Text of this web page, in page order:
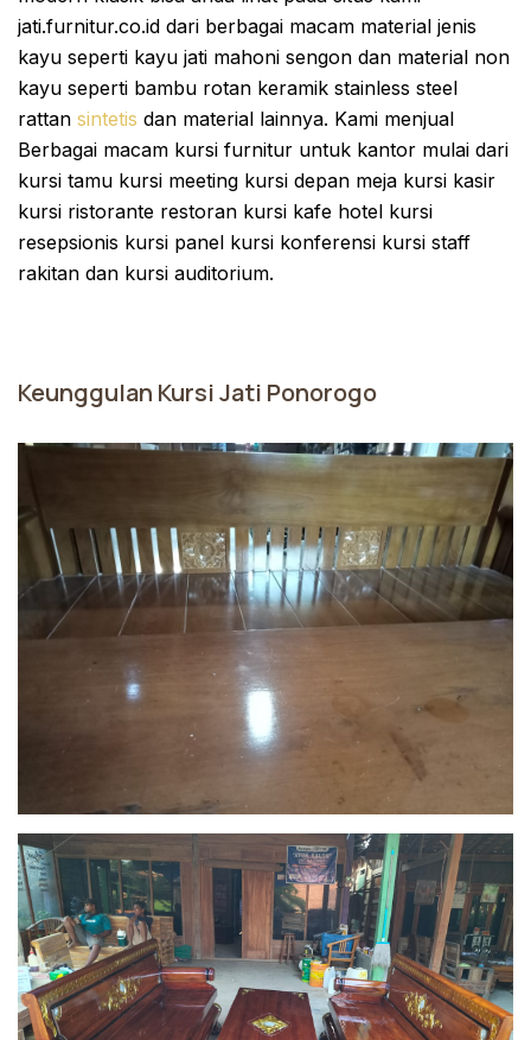
jati.furnitur.co.id dari berbagai macam material jenis
kayu seperti kayu jati mahoni sengon dan material non
kayu seperti bambu rotan keramik stainless steel
rattan sintetis dan material lainnya. Kami menjual
Berbagai macam kursi furnitur untuk kantor mulai dari
kursi tamu kursi meeting kursi depan meja kursi kasir
kursi ristorante restoran kursi kafe hotel kursi
resepsionis kursi panel kursi konferensi kursi staff
rakitan dan kursi auditorium.
Keunggulan Kursi Jati Ponorogo